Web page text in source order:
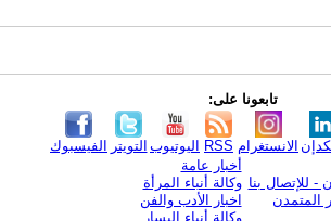
تابعونا على:
الفيسبوك التويتر اليوتيوب RSS الانستغرام
- للإتصال بنا
المتمدن
أخبار عامة
وكالة أنباء المرأة
اخبار الأدب والفن
وكالة أنباء اليسار